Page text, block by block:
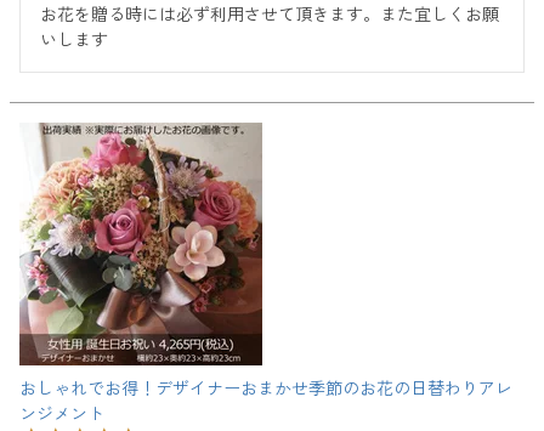
お花を贈る時には必ず利用させて頂きます。また宜しくお願
いします
おしゃれでお得！デザイナーおまかせ季節のお花の日替わりアレ
ンジメント